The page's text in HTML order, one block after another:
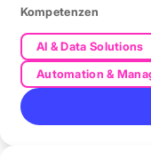
Kompetenzen
AI & Data Solutions
Automation &